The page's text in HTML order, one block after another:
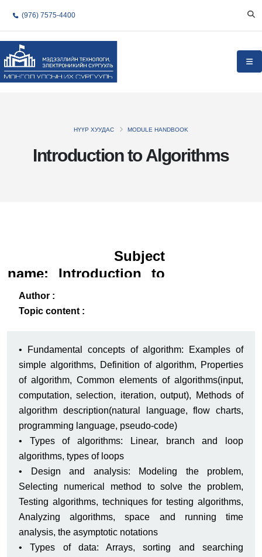
(976) 7575-4400
Introduction to Algorithms
НҮҮР ХУУДАС MODULE HANDBOOK
Subject
name: Introduction to
Algorithms
Author :
Topic content :
• Fundamental concepts of algorithm: Examples of
simple algorithms, Definition of algorithm, Properties
of algorithm, Common elements of algorithms(input,
computation, selection, iteration, output), Methods of
algorithm description(natural language, flow charts,
programming language, pseudo-code)
• Types of algorithms: Linear, branch and loop
algorithms, types of loops
• Design and analysis: Modeling the problem,
Selecting numerical method to solve the problem,
Testing algorithms, techniques for testing algorithms,
Analyzing algorithms, space and running time
analysis, the asymptotic notations
• Types of data: Arrays, sorting and searching